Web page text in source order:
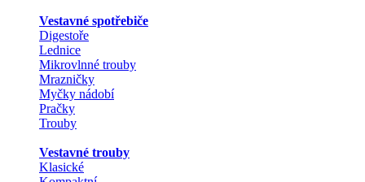
Vestavné spotřebiče
Digestoře
Lednice
Mikrovlnné trouby
Mrazničky
Myčky nádobí
Pračky
Trouby
Vestavné trouby
Klasické